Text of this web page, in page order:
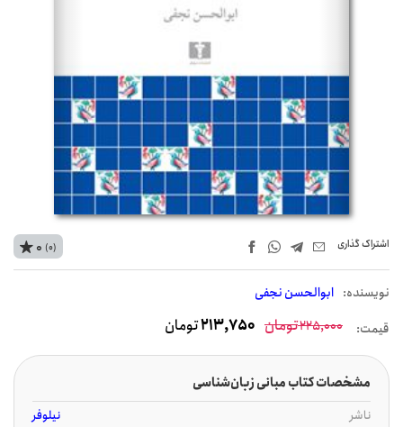
اشتراک‌ گذاری
نويسنده: ابوالحسن نجفی
0 (0)
قیمت: 225,000تومان 213,750تومان
مشخصات کتاب مبانی زبان‌شناسی
ناشر
نیلوفر